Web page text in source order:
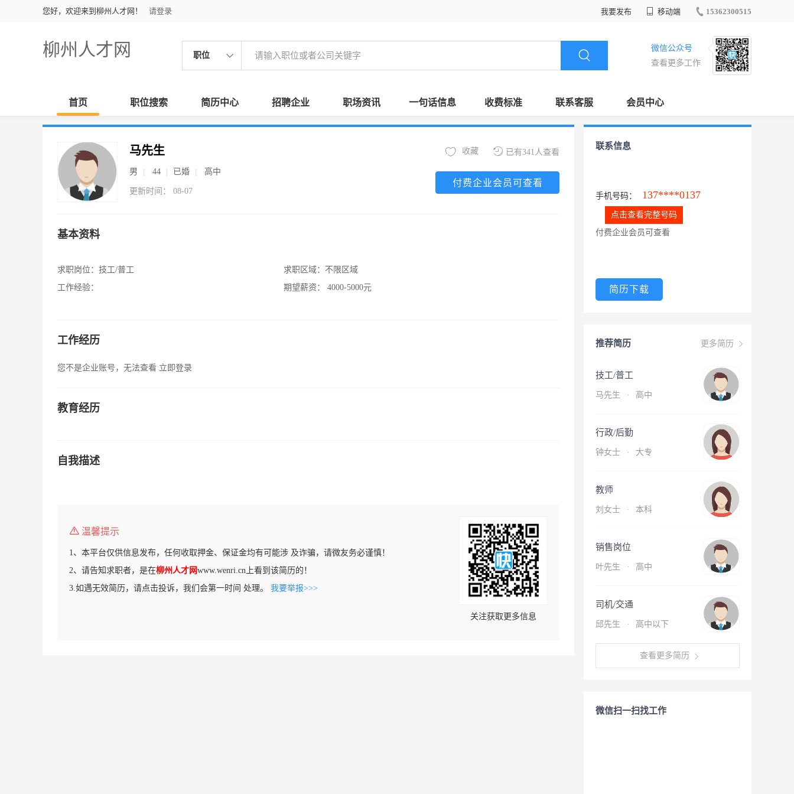
您好，欢迎来到柳州人才网！ 请登录 我要发布 移动端 15362300515
柳州人才网 职位
微信公众号
查看更多工作
首页 职位搜索 简历中心 招聘企业 职场资讯 一句话信息 收费标准 联系客服 会员中心
马先生
男 44 已婚 高中
更新时间： 08-07
已有341人查看
收藏
付费企业会员可查看
基本资料
求职岗位： 技工/普工
工作经验：
求职区域： 不限区域
期望薪资：
4000-5000元
工作经历
您不是企业账号，无法查看 立即登录
教育经历
自我描述
温馨提示
1、本平台仅供信息发布，任何收取押金、保证金均有可能涉 及诈骗，请微友务必谨慎！
2、请告知求职者，是在柳州人才网www.wenri.cn上看到该简历的！
3.如遇无效简历，请点击投诉，我们会第一时间 处理。 我要举报>>>
关注获取更多信息
联系信息
手机号码： 137****0137
点击查看完整号码
付费企业会员可查看
简历下载
更多简历
推荐简历
技工/普工
马先生 · 高中
行政/后勤
钟女士 · 大专
教师
刘女士 · 本科
销售岗位
叶先生 · 高中
司机/交通
邱先生 · 高中以下
查看更多简历
微信扫一扫找工作